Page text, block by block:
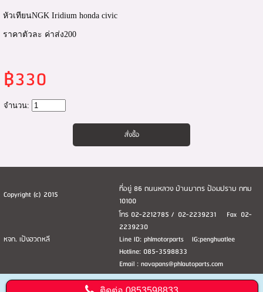
หัวเทียนNGK Iridium honda civic
ราคาตัวละ ค่าส่ง200
฿330
จำนวน:
Copyright (c) 2015
ที่อยู่ 86 ถนนหลวง บ้านบาตร ป้อมปราบ กทม
10100
หจก. เป้งฮวดหลี
โทร 02-2212785 / 02-2239231 Fax 02-
2239230
Line ID: phlmotorparts IG:penghuatlee
Hotline: 085-3598833
Email : navapans@phlautoparts.com